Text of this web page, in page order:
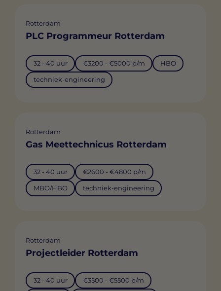
Rotterdam
PLC Programmeur Rotterdam
32 - 40 uur €3200 - €5000 p/m HBO
techniek-engineering
Rotterdam
Gas Meettechnicus Rotterdam
32 - 40 uur €2600 - €4800 p/m
MBO/HBO techniek-engineering
Rotterdam
Projectleider Rotterdam
32 - 40 uur €3500 - €5500 p/m